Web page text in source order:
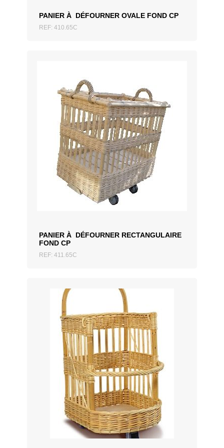
PANIER À DÉFOURNER OVALE FOND CP
REF: 410.65C
PANIER À DÉFOURNER RECTANGULAIRE
FOND CP
REF: 411.65C
AJOUTER AU DEVIS
AJOUTER AU DEVIS